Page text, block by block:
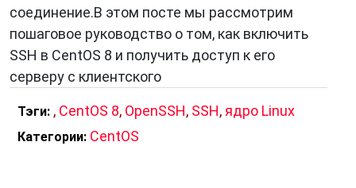
соединение.В этом посте мы рассмотрим
пошаговое руководство о том, как включить
SSH в CentOS 8 и получить доступ к его
серверу с клиентского
Тэги: , CentOS 8, OpenSSH, SSH, ядро Linux
Категории: CentOS